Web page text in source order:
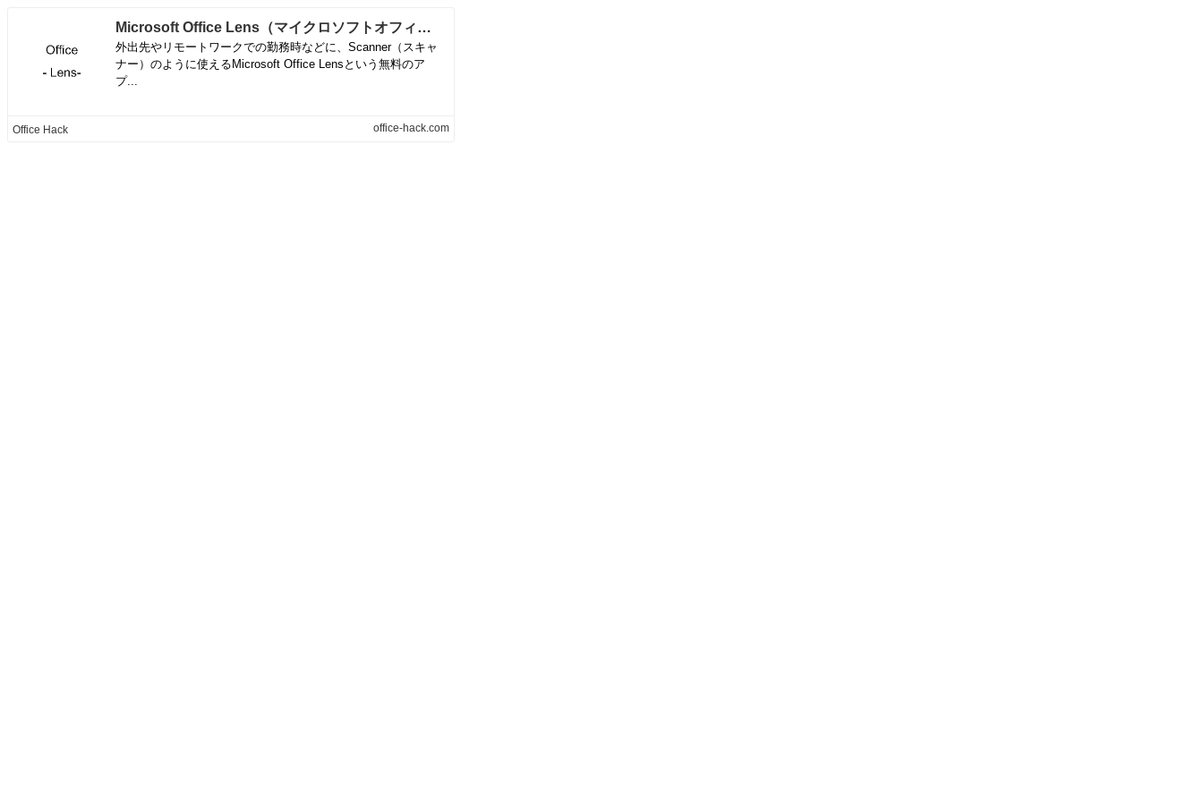
Microsoft Office Lens（マイクロソフトオフィスレンズ）とは？
外出先やリモートワークでの勤務時などに、Scanner（スキャ
ナー）のように使えるMicrosoft Office Lensという無料のア
プ...
Office Hack office-hack.com